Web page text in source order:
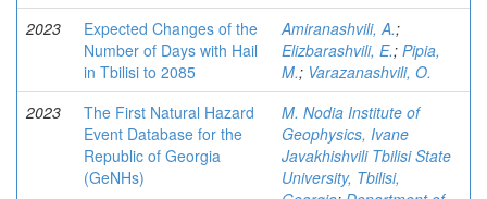
2023
Expected Changes of the
Number of Days with Hail
in Tbilisi to 2085
Amiranashvili, A.;
Elizbarashvili, E.; Pipia,
M.; Varazanashvili, O.
2023
The First Natural Hazard
Event Database for the
Republic of Georgia
(GeNHs)
M. Nodia Institute of
Geophysics, Ivane
Javakhishvili Tbilisi State
University, Tbilisi,